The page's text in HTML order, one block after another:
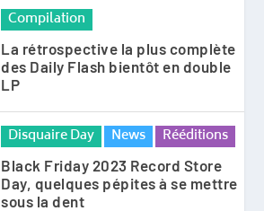
Compilation
La rétrospective la plus complète
des Daily Flash bientôt en double
LP
Disquaire Day News Rééditions
Black Friday 2023 Record Store
Day, quelques pépites à se mettre
sous la dent